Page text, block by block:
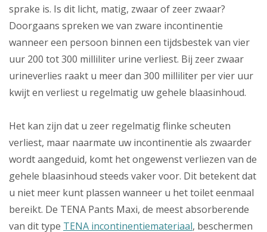
sprake is. Is dit licht, matig, zwaar of zeer zwaar?
Doorgaans spreken we van zware incontinentie
wanneer een persoon binnen een tijdsbestek van vier
uur 200 tot 300 milliliter urine verliest. Bij zeer zwaar
urineverlies raakt u meer dan 300 milliliter per vier uur
kwijt en verliest u regelmatig uw gehele blaasinhoud.
Het kan zijn dat u zeer regelmatig flinke scheuten
verliest, maar naarmate uw incontinentie als zwaarder
wordt aangeduid, komt het ongewenst verliezen van de
gehele blaasinhoud steeds vaker voor. Dit betekent dat
u niet meer kunt plassen wanneer u het toilet eenmaal
bereikt. De TENA Pants Maxi, de meest absorberende
van dit type TENA incontinentiemateriaal, beschermen